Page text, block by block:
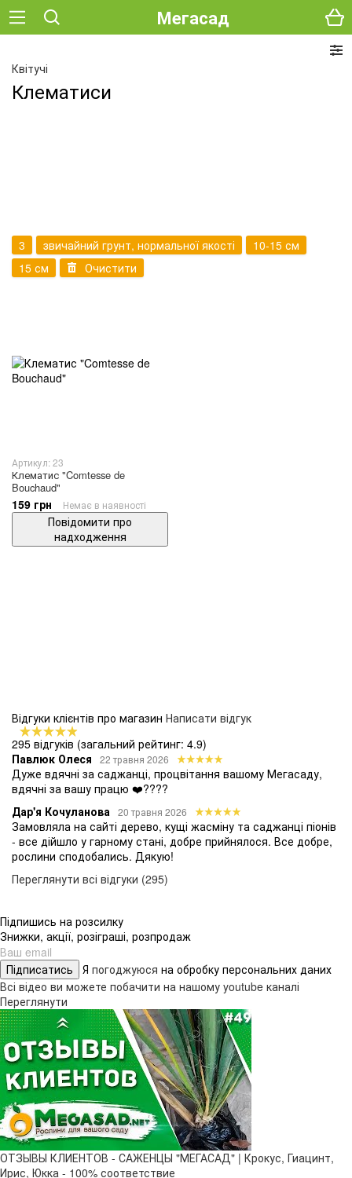
Мегасад
Квітучі
Клематиси
3 звичайний грунт, нормальної якості
10-15 см
15 см
Очистити
Артикул: 23
Клематис "Comtesse de
Bouchaud"
159 грн Немає в наявності
Повідомити про
надходження
Відгуки клієнтів про магазин Написати відгук
295 відгуків (загальний рейтинг: 4.9)
Павлюк Олеся
22 травня 2026
Дуже вдячні за саджанці, процвітання вашому Мегасаду,
вдячні за вашу працю ❤️????
Дар'я Кочуланова 20 травня 2026
Замовляла на сайті дерево, кущі жасміну та саджанці піонів
- все дійшло у гарному стані, добре прийнялося. Все добре,
рослини сподобались. Дякую!
Переглянути всі відгуки (295)
Підпишись на розсилку
Знижки, акції, розіграші, розпродаж
Підписатись Я погоджуюся на обробку персональних даних
Всі відео ви можете побачити на нашому youtube каналі
Переглянути
ОТЗЫВЫ КЛИЕНТОВ - САЖЕНЦЫ "МЕГАСАД" | Крокус, Гиацинт,
Ирис, Юкка - 100% соответствие